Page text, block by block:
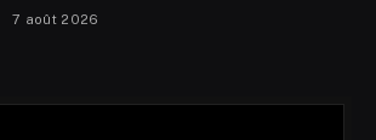
7 août 2026